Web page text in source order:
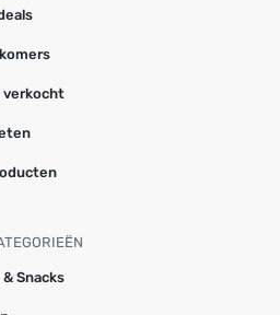
verkocht
Snacks